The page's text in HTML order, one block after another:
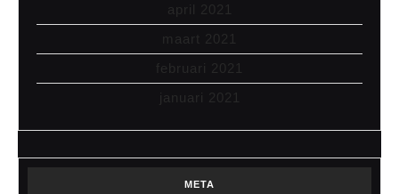
april 2021
maart 2021
februari 2021
januari 2021
META